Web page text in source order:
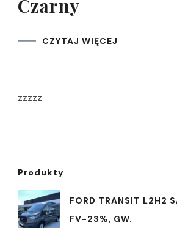
Czarny
CZYTAJ WIĘCEJ
zzzzz
Produkty
FORD TRANSIT L2H2
FV-23%, GW.